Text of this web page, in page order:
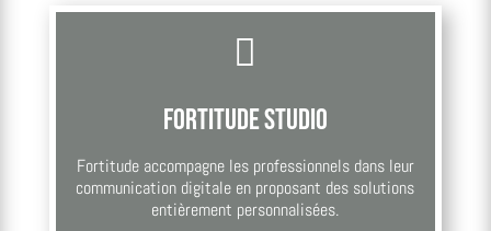

Fortitude Studio
Fortitude accompagne les professionnels dans leur
communication digitale en proposant des solutions
entièrement personnalisées.